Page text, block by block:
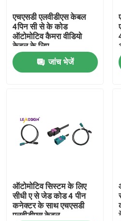
वीडियो
कारखाना भ्रमण
गुणवत्ता नियंत्रण
एचएसडी एलवीडीएस केबल
4पिन सी से के कोड
ऑटोमोटिव कैमरा वीडियो
केबल के लिए
जांच भेजें
ऑटोमोटिव सिस्टम के लिए
सीधी ए से जेड कोड 4 पीन
कनेक्टर के साथ एचएसडी
एलवीडीएस केबल